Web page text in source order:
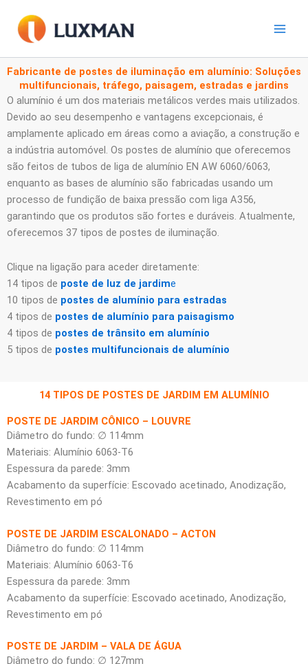
para
conteúdo
Fabricante de postes de iluminação em alumínio: Soluções
multifuncionais, tráfego, paisagem, estradas e jardins
O alumínio é um dos materiais metálicos verdes mais utilizados.
Devido ao seu desempenho e vantagens excepcionais, é
amplamente aplicado em áreas como a aviação, a construção e
a indústria automóvel. Os postes de alumínio que oferecemos
são feitos de tubos de liga de alumínio EN AW 6060/6063,
enquanto as bases de alumínio são fabricadas usando um
processo de fundição de baixa pressão com liga A356,
garantindo que os produtos são fortes e duráveis. Atualmente,
oferecemos 37 tipos de postes de iluminação.
Clique na ligação para aceder diretamente:
14 tipos de poste de luz de jardime
10 tipos de postes de alumínio para estradas
4 tipos de postes de alumínio para paisagismo
4 tipos de postes de trânsito em alumínio
5 tipos de postes multifuncionais de alumínio
14 TIPOS DE POSTES DE JARDIM EM ALUMÍNIO
POSTE DE JARDIM CÔNICO – LOUVRE
Diâmetro do fundo: ∅ 114mm
Materiais: Alumínio 6063-T6
Espessura da parede: 3mm
Acabamento da superfície: Escovado acetinado, Anodização,
Revestimento em pó
POSTE DE JARDIM ESCALONADO – ACTON
Diâmetro do fundo: ∅ 114mm
Materiais: Alumínio 6063-T6
Espessura da parede: 3mm
Acabamento da superfície: Escovado acetinado, Anodização,
Revestimento em pó
POSTE DE JARDIM – VALA DE ÁGUA
Diâmetro do fundo: ∅ 127mm